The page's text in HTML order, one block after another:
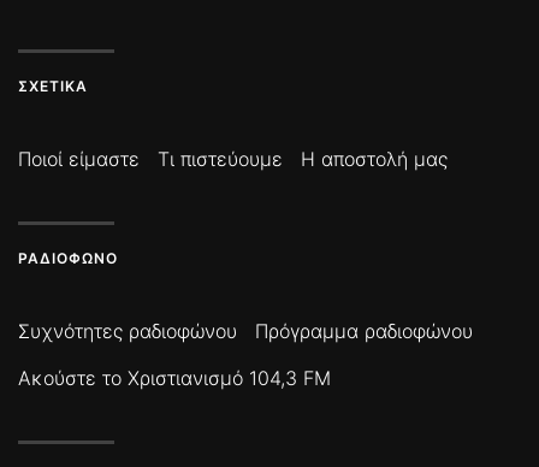
ΣΧΕΤΙΚΆ
Ποιοί είμαστε Τι πιστεύουμε Η αποστολή μας
ΡΑΔΙΌΦΩΝΟ
Συχνότητες ραδιοφώνου
Πρόγραμμα ραδιοφώνου
Ακούστε το Χριστιανισμό 104,3 FM